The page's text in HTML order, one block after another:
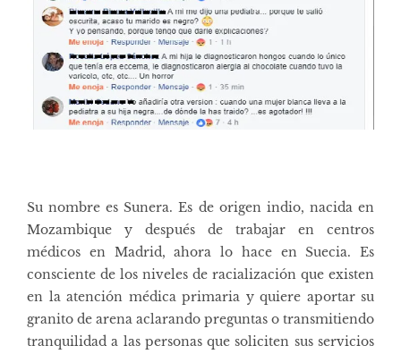
Su nombre es Sunera. Es de origen indio, nacida en
Mozambique y después de trabajar en centros
médicos en Madrid, ahora lo hace en Suecia. Es
consciente de los niveles de racialización que existen
en la atención médica primaria y quiere aportar su
granito de arena aclarando preguntas o transmitiendo
tranquilidad a las personas que soliciten sus servicios